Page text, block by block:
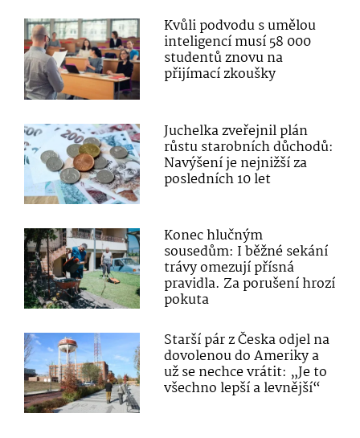
Kvůli podvodu s umělou
inteligencí musí 58 000
studentů znovu na
přijímací zkoušky
Juchelka zveřejnil plán
růstu starobních důchodů:
Navýšení je nejnižší za
posledních 10 let
Konec hlučným
sousedům: I běžné sekání
trávy omezují přísná
pravidla. Za porušení hrozí
pokuta
Starší pár z Česka odjel na
dovolenou do Ameriky a
už se nechce vrátit: „Je to
všechno lepší a levnější“